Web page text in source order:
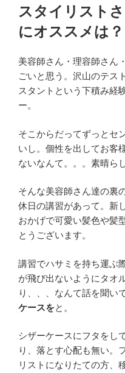
稿
日:
スタイリスト
にオススメは？
美容師さん・理容師さん
ごいと思う。沢山のテス
スタントという下積み経
ー。
そこからだってずっとセ
いし。個性を出してお客
ないなんて。。。素晴ら
そんな美容師さん達の裏
休日の講習があって。新
おかげで可愛い髪色や髪
とうございます。
講習でハサミを持ち運ぶ
が飛び出ないようにタオ
り、、、なんて話を聞いて
ケースをと。
シザーケースにフタをし
り、落とす心配も無い。
リストになりたての方、